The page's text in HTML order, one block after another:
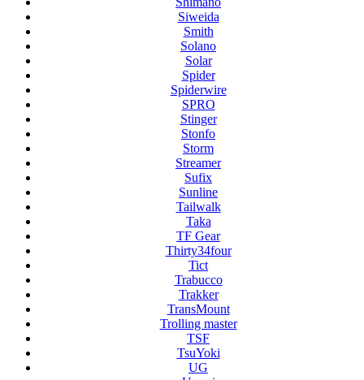
Siweida
Smith
Solano
Solar
Spider
Spiderwire
SPRO
Stinger
Stonfo
Storm
Streamer
Sufix
Sunline
Tailwalk
Taka
TF Gear
Thirty34four
Tict
Trabucco
Trakker
TransMount
Trolling master
TSF
TsuYoki
UG